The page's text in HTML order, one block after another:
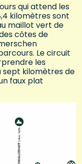
qui attend les
kilomètres sont
maillot vert de
côtes de
Le circuit
les
sept kilomètres de
faux plat